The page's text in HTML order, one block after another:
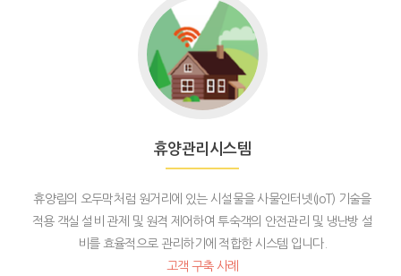
Go
to
휴
양
관
스
휴양관리시스템
휴양림의 오두막처럼 원거리에 있는 시설물을 사물인터넷(IoT) 기술을
적용 객실 설비 관제 및 원격 제어하여 투숙객의 안전관리 및 냉난방 설
비를 효율적으로 관리하기에 적합한 시스템 입니다.
고객 구축 사례